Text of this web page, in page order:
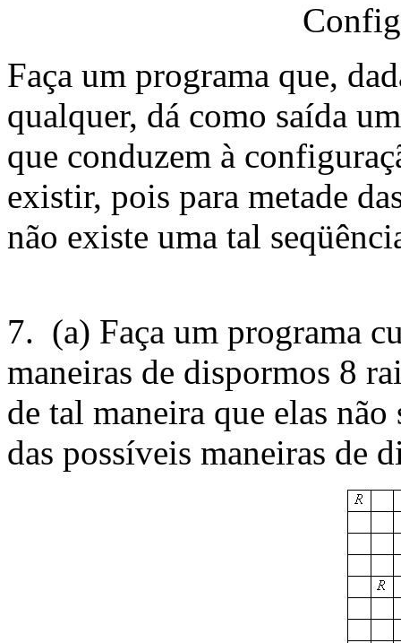
Faça um programa que,
qualquer, dá como saída
que conduzem à
existir, pois para metade
não existe uma tal
7. (a) Faça um programa
maneiras de dispormos 8
de tal maneira que elas não
das possíveis maneiras de